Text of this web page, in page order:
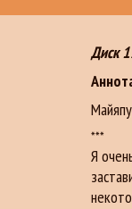
Диск
***
Я